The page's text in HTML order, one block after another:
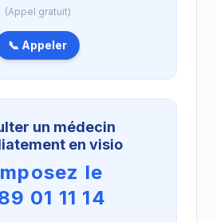
(Appel gratuit)
📞 Appeler
un médecin
en visio
le
01 11 14